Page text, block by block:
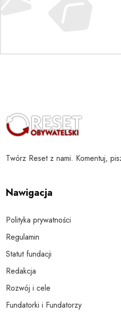
Twórz Reset z nami. Komentuj,
Nawigacja
Polityka prywatności
Regulamin
Statut fundacji
Redakcja
Rozwój i cele
Fundatorki i Fundatorzy